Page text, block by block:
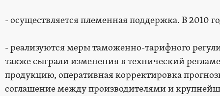
- осуществляется племенная поддержка. В 2010
- реализуются меры таможенно-тарифного
также сыграли изменения в технический
продукцию, оперативная корректировка
соглашение между производителями и